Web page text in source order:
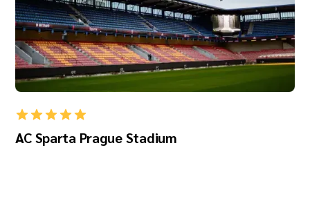
AC Sparta Prague Stadium